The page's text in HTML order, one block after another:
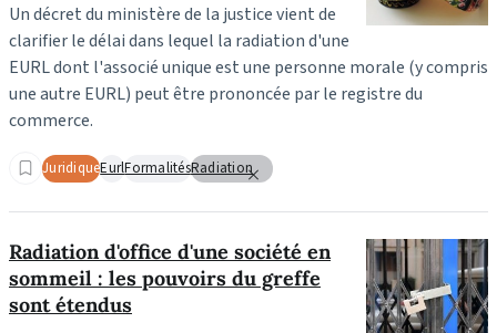
Un décret du ministère de la justice vient de
clarifier le délai dans lequel la radiation d'une
EURL dont l'associé unique est une personne morale (y compris
une autre EURL) peut être prononcée par le registre du
commerce.
JuridiqueEurlFormalitésRadiation
Radiation d'office d'une société en
sommeil : les pouvoirs du greffe
sont étendus